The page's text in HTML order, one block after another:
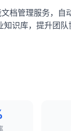
档管理服务，自
识库，提升团队